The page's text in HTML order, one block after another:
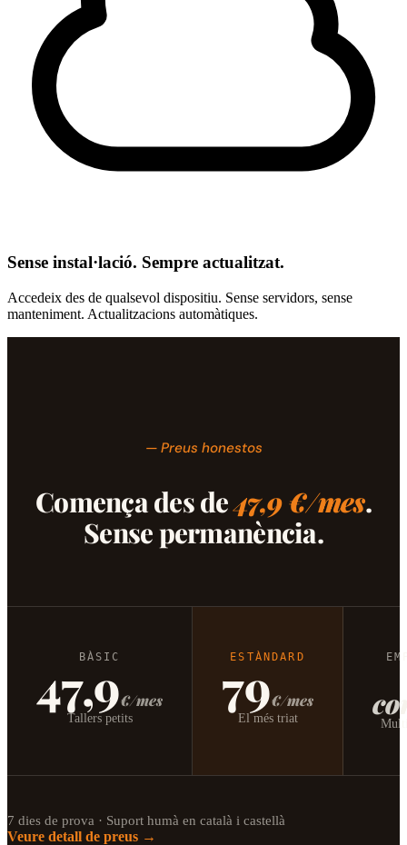
Sense instal·lació. Sempre actualitzat.
Accedeix des de qualsevol dispositiu. Sense servidors, sense
manteniment. Actualitzacions automàtiques.
— Preus honestos
Comença des de47,9 €/mes.
Sense permanència.
BÀSIC
47,9€/mes
Tallers petits
ESTÀNDARD
79€/mes
El més triat
7 dies de prova · Suport humà en català i castellà
Veure detall de preus →